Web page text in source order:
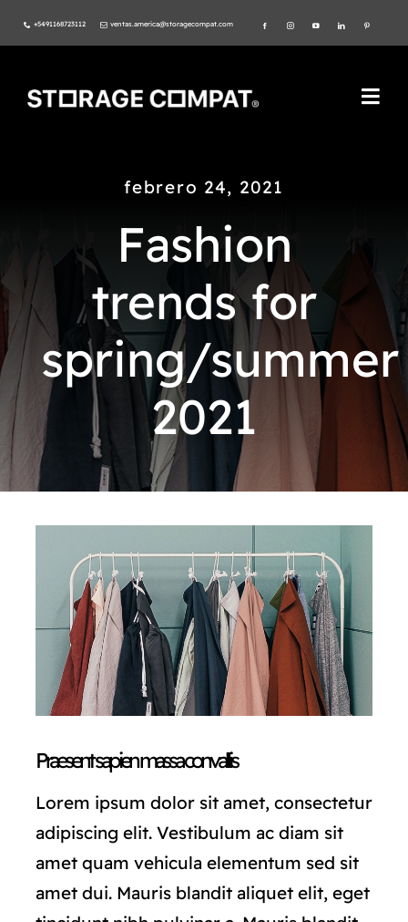
to
+5491168723112 ventas.america@storagecompat.com
VIDEOS
AMBIENTE
NORMAS ISO
CATÁLOGO
CONTACTO
febrero 24, 2021
Fashion
trends for
spring/summer
2021
Praesent sapien massa convallis
Lorem ipsum dolor sit amet, consectetur
adipiscing elit. Vestibulum ac diam sit
amet quam vehicula elementum sed sit
amet dui. Mauris blandit aliquet elit, eget